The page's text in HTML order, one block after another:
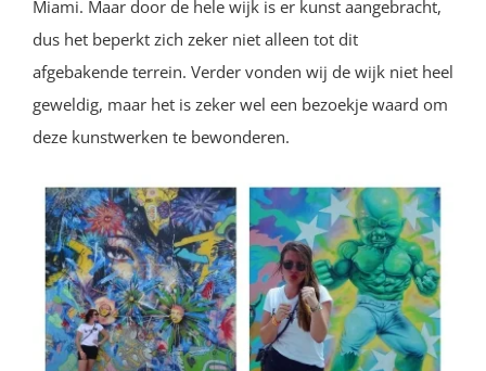
Miami. Maar door de hele wijk is er kunst aangebracht,
dus het beperkt zich zeker niet alleen tot dit
afgebakende terrein. Verder vonden wij de wijk niet heel
geweldig, maar het is zeker wel een bezoekje waard om
deze kunstwerken te bewonderen.